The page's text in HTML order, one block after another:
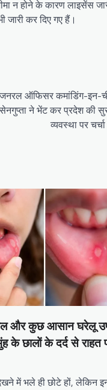
न होने के कारण लाइसेंस
जारी कर दिए गए हैं।
जनरल ऑफिसर कमांडिंग-इन-
ने भेंट कर प्रदेश की
व्यवस्था पर
और कुछ आसान घरेलू
के छालों के दर्द से राहत
में भले ही छोटे हों, लेकिन